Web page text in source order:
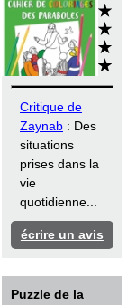
Critique de
Zaynab : Des
situations
prises dans la
vie
quotidienne...
écrire un avis
Puzzle de la